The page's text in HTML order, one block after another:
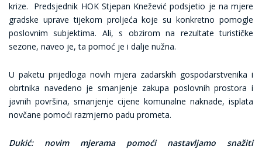
krize. Predsjednik HOK Stjepan Knežević podsjetio je na mjere
gradske uprave tijekom proljeća koje su konkretno pomogle
poslovnim subjektima. Ali, s obzirom na rezultate turističke
sezone, naveo je, ta pomoć je i dalje nužna.
U paketu prijedloga novih mjera zadarskih gospodarstvenika i
obrtnika navedeno je smanjenje zakupa poslovnih prostora i
javnih površina, smanjenje cijene komunalne naknade, isplata
novčane pomoći razmjerno padu prometa.
Dukić: novim mjerama pomoći nastavljamo snažiti